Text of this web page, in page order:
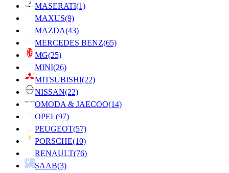
MASERATI(1)
MAXUS(9)
MAZDA(43)
MERCEDES BENZ(65)
MG(25)
MINI(26)
MITSUBISHI(22)
NISSAN(22)
OMODA & JAECOO(14)
OPEL(97)
PEUGEOT(57)
PORSCHE(10)
RENAULT(76)
SAAB(3)